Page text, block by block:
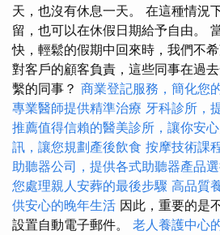
天，也沒有休息一天。 在這種情況
留，也可以在休假日期給予自由。
快，輕鬆的假期中回來時，我們不
對客戶的顧客負責，這些同事在過
繫的同事？ 商業登記服務，簡化您
專業醫師提供精準治療 牙科診所，
推薦值得信賴的醫美診所，讓你安
訊，讓您規劃產後飲食 按摩技術課
助聽器公司，提供各式助聽器產品
您處理親人安葬的最後步驟 高品質
供安心的晚年生活 因此，重要的是
設置自動電子郵件。 老人養護中心